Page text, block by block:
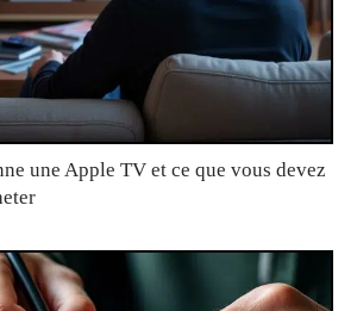
une Apple TV et ce que vous devez